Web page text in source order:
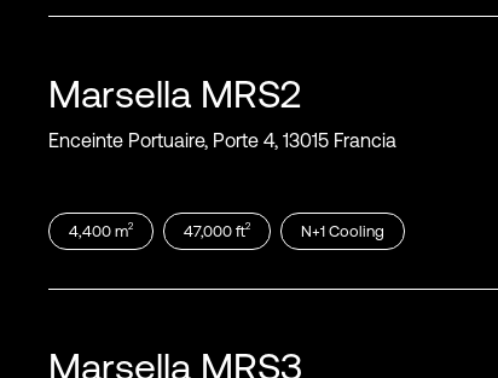
Marsella MRS2
Enceinte Portuaire, Porte 4, 13015 Francia
4,400 m2 47,000 ft2 N+1 Cooling
Marsella MRS3